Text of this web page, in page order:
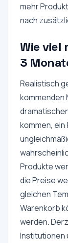
mehr
nach
Wie viel
3
Realistisch
kommenden
kommen,
Produkte
die Preise
gleichen
Warenkorb
werden.
Institutionen